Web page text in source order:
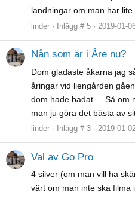
landningar om man har
linder Inlägg # 5 2019-01-
Nån som är i Åre nu?
Dom gladaste åkarna jag
åringar vid liengården
dom hade badat ... Så om
man ju göra det bästa av
linder Inlägg # 3 2019-01-
Val av Go Pro
4 silver (om man vill ha
värt om man inte ska filma